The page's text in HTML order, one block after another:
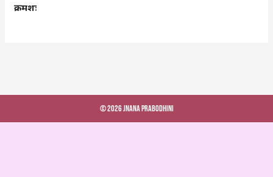
क्रमशः
© 2026 Jnana Prabodhini